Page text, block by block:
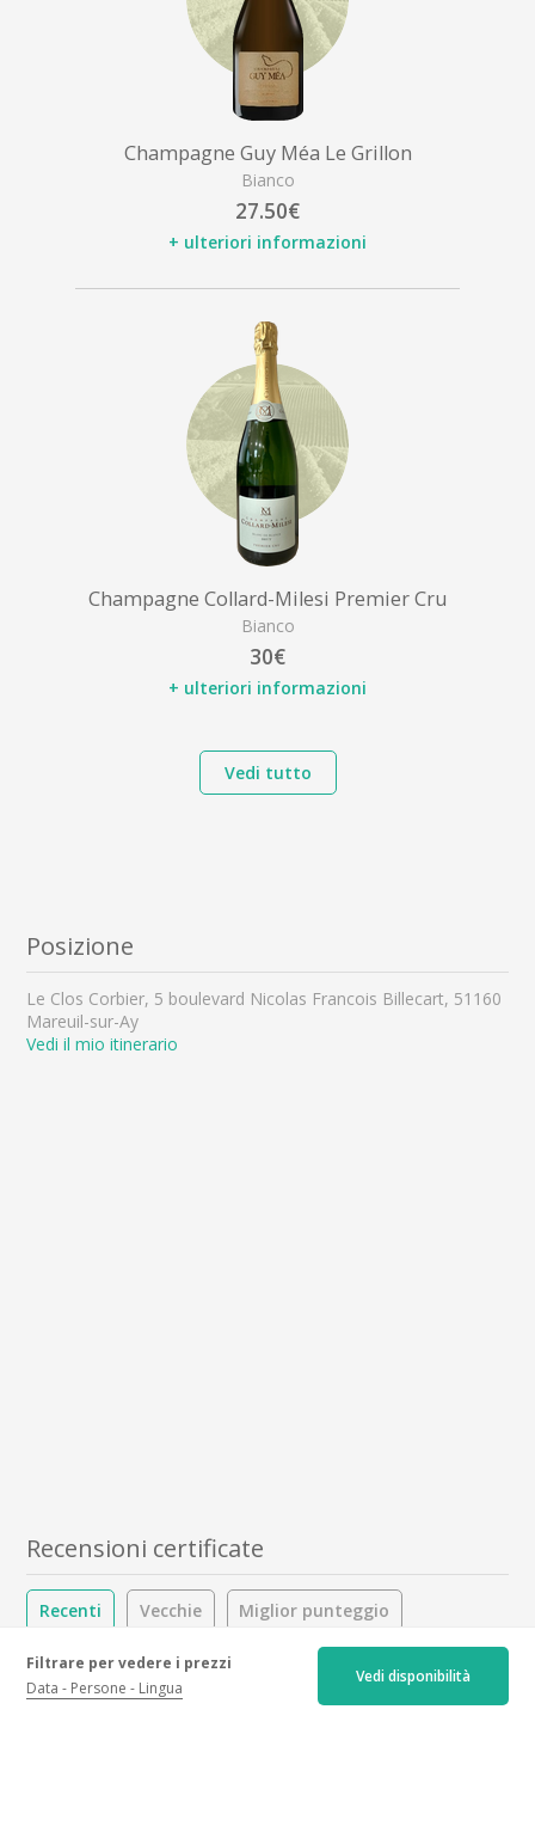
Filtrare per vedere i prezzi
Data Persone Lingua
Vedi disponibilità
Champagne Guy Méa Le Grillon
Bianco
27.50€
+ ulteriori informazioni
Champagne Collard-Milesi Premier Cru
Bianco
30€
+ ulteriori informazioni
Vedi tutto
Posizione
Le Clos Corbier, 5 boulevard Nicolas Francois Billecart, 51160
Mareuil-sur-Ay
Vedi il mio itinerario
Recensioni certificate
Recenti Vecchie Miglior punteggio
Punteggi più bassi